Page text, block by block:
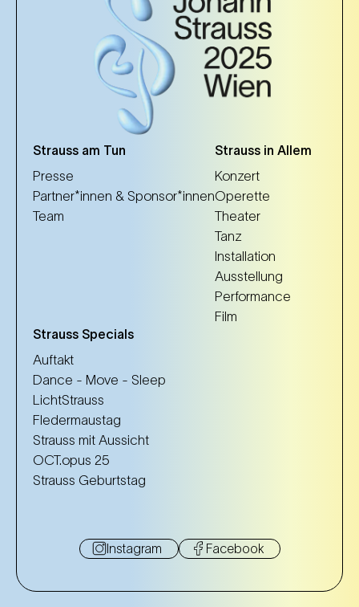
Strauss am Tun
Presse
Partner*innen & Sponsor*innen
Team
Strauss in Allem
Konzert
Operette
Theater
Tanz
Installation
Ausstellung
Performance
Film
Strauss Specials
Auftakt
Dance - Move - Sleep
LichtStrauss
Fledermaustag
Strauss mit Aussicht
OCT.opus 25
Strauss Geburtstag
Instagram Facebook